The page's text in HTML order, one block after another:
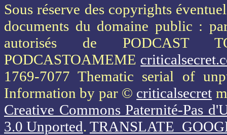
Sous réserve des copyrights
documents du domaine public :
autorisés de PODCAST
PODCASTOAMEME
1769-7077 Thematic serial of
Information by par © criticalsecret
Creative Commons Paternité-Pas
3.0 Unported.